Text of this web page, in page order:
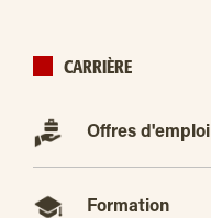
CARRIÈRE
Offres d'emploi
Formation